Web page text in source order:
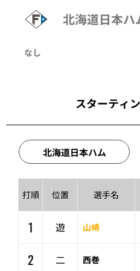
北海道日本ハ
なし
スターティ
北海道日本ハム
打順 位置 選手名
1 遊 山崎
2
二 西巻